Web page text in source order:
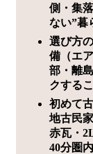
側・集
ない”暮
選び方
備（エ
部・離
クする
初めて
地古民
赤瓦・
40分圏